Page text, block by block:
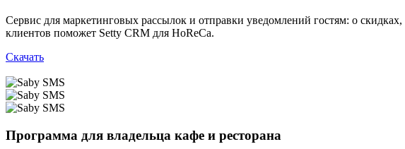
Сервис для маркетинговых рассылок и отправки уведомлений гостям: о
клиентов поможет Setty CRM для HoReCa.
Скачать
Программа для владельца кафе и ресторана